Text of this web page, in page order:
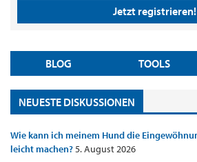
Jetzt registrieren!
BLOG TOOLS
NEUESTE DISKUSSIONEN
Wie kann ich meinem Hund die
leicht machen?5. August 2026